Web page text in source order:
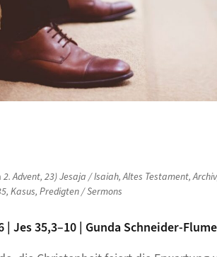
2. Advent, 23) Jesaja / Isaiah,Altes Testament,Archiv
, Kasus, Predigten / Sermons
| Jes 35,3–10 | Gunda Schneider-